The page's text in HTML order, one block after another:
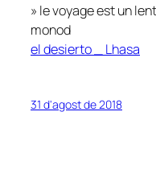
» le voyage est un
monod
el desierto _ Lhasa
31 d'agost de 2018